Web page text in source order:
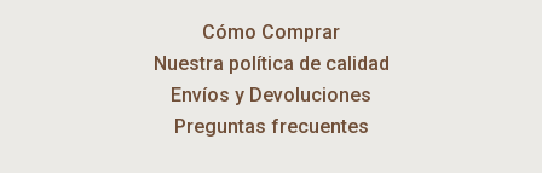
Cómo Comprar
Nuestra política de calidad
Envíos y Devoluciones
Preguntas frecuentes